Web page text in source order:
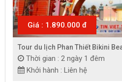
Giá : 1.890.000 đ
Tour du lịch Phan Thiết Bikini
Thời gian : 2 ngày 1 đêm
Khởi hành : Liên hệ